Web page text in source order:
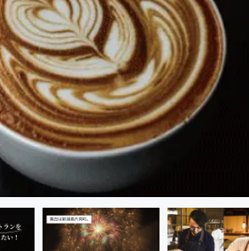
まちづくり・地域活性化